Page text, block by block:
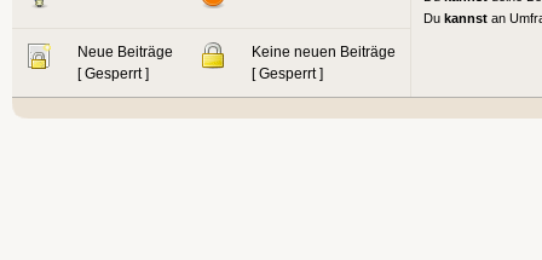
Du kannst an
Neue Beiträge
[ Gesperrt ]
Keine neuen Beiträge
[ Gesperrt ]